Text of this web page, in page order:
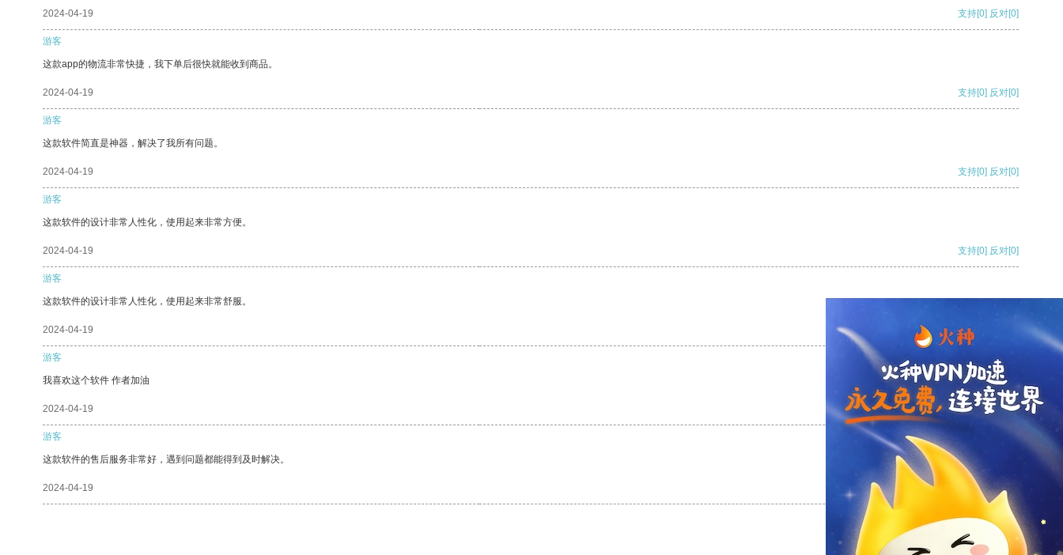
2024-04-19 支持[0] 反对[0]
游客
这款app的物流非常快捷，我下单后很快就能收到商品。
2024-04-19 支持[0] 反对[0]
游客
这款软件简直是神器，解决了我所有问题。
2024-04-19 支持[0] 反对[0]
游客
这款软件的设计非常人性化，使用起来非常方便。
2024-04-19 支持[0] 反对[0]
游客
这款软件的设计非常人性化，使用起来非常舒服。
2024-04-19 支持
游客
我喜欢这个软件 作者加油
2024-04-19 支持[0] 反对[0]
游客
这款软件的售后服务非常好，遇到问题都能得到及时解决。
2024-04-19 支持[0] 反对[0]